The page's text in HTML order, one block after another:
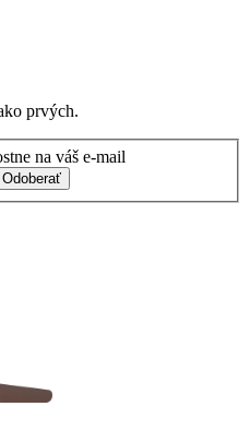
prvých.
na váš e-mail
Odoberať